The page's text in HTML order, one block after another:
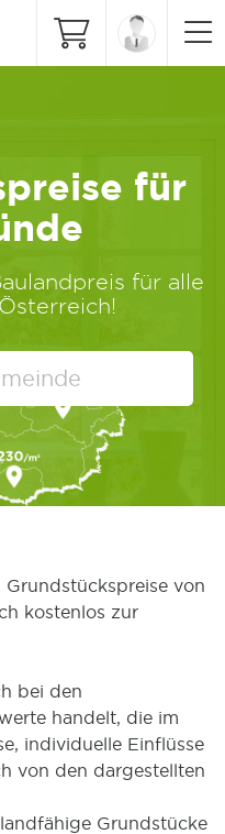
für
für alle
von
kostenlos zur
bei den
handelt, die im
individuelle Einflüsse
von den dargestellten
Grundstücke